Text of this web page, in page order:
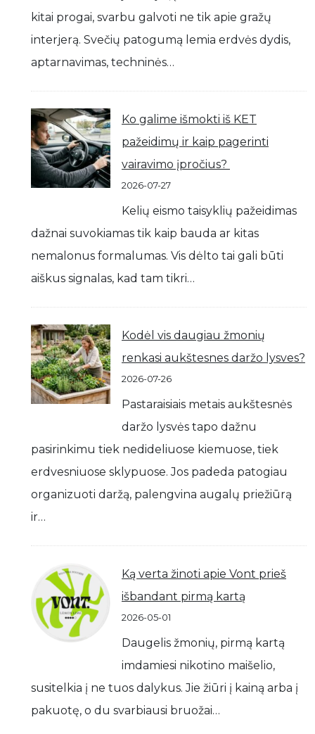
kitai progai, svarbu galvoti ne tik apie gražų
interjerą. Svečių patogumą lemia erdvės dydis,
aptarnavimas, techninės…
Ko galime išmokti iš KET
pažeidimų ir kaip pagerinti
vairavimo įpročius?
2026-07-27
Kelių eismo taisyklių pažeidimas
dažnai suvokiamas tik kaip bauda ar kitas
nemalonus formalumas. Vis dėlto tai gali būti
aiškus signalas, kad tam tikri…
Kodėl vis daugiau žmonių
renkasi aukštesnes daržo lysves?
2026-07-26
Pastaraisiais metais aukštesnės
daržo lysvės tapo dažnu
pasirinkimu tiek nedideliuose kiemuose, tiek
erdvesniuose sklypuose. Jos padeda patogiau
organizuoti daržą, palengvina augalų priežiūrą
ir…
Ką verta žinoti apie Vont prieš
išbandant pirmą kartą
2026-05-01
Daugelis žmonių, pirmą kartą
imdamiesi nikotino maišelio,
susitelkia į ne tuos dalykus. Jie žiūri į kainą arba į
pakuotę, o du svarbiausi bruožai…